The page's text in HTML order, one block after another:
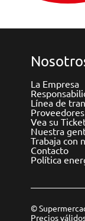
La Empresa
Línea de
Proveedores
Vea su
Nuestra
Trabaja con
Contacto
Política
©
Precios